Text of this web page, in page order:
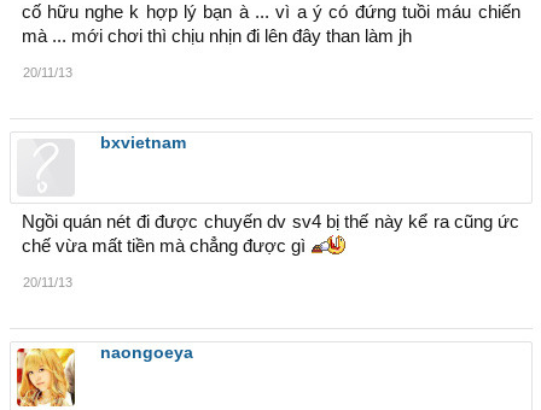
đi arena vừa lên gặp ngay con luucave2
ảo lòi
cố hữu nghe k hợp lý bạn à ... vì a ý có đứng tuồi máu chiến
mà ... mới chơi thì chịu nhịn đi lên đây than làm jh
20/11/13
bxvietnam
Ngồi quán nét đi được chuyến dv sv4 bị thế này kể ra cũng ức
chế vừa mất tiền mà chẳng được gì
20/11/13
naongoeya